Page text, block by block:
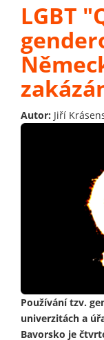
LGBT
Autor: Jiří
Používání tzv.
univerzitách a
Bavorsko je